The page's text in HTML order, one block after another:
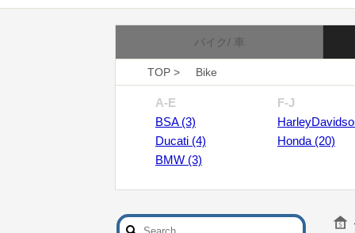
バイク/ 車
TOP > Bike
A-E
BSA (3)
Ducati (4)
BMW (3)
F-J
Honda (20)